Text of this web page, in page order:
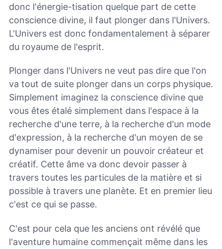
donc l'énergie-tisation quelque part de cette
conscience divine, il faut plonger dans l'Univers.
L'Univers est donc fondamentalement à séparer
du royaume de l'esprit.
Plonger dans l'Univers ne veut pas dire que l'on
va tout de suite plonger dans un corps physique.
Simplement imaginez la conscience divine que
vous êtes étalé simplement dans l'espace à la
recherche d'une terre, à la recherche d'un mode
d'expression, à la recherche d'un moyen de se
dynamiser pour devenir un pouvoir créateur et
créatif. Cette âme va donc devoir passer à
travers toutes les particules de la matière et si
possible à travers une planète. Et en premier lieu
c'est ce qui se passe.
C'est pour cela que les anciens ont révélé que
l'aventure humaine commençait même dans les